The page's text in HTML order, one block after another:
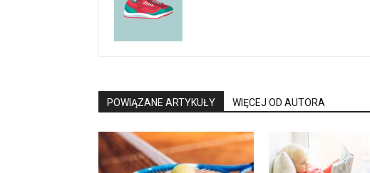
POWIĄZANE ARTYKUŁY WIĘCEJ OD AUTORA